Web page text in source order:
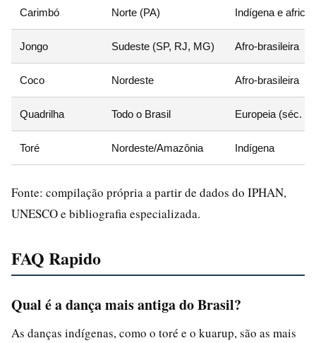
Carimbó Norte (PA) Indígena e
Jongo Sudeste (SP, RJ, MG) Afro-brasileira
Coco Nordeste Afro-brasileira
Quadrilha Todo o Brasil Europeia (séc.
Toré Nordeste/Amazônia Indígena
Fonte: compilação própria a partir de dados do IPHAN,
UNESCO e bibliografia especializada.
FAQ Rapido
Qual é a dança mais antiga do Brasil?
As danças indígenas, como o toré e o kuarup, são as mais